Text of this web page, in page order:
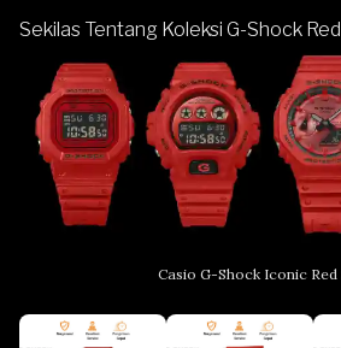
Sekilas Tentang Koleksi G-Shock
Casio G-Shock Iconic Red